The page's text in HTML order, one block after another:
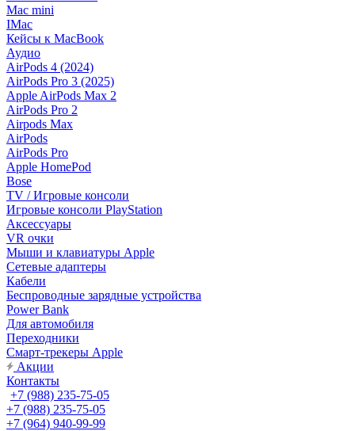
Mac mini
IMac
Кейсы к MacBook
Аудио
AirPods 4 (2024)
AirPods Pro 3 (2025)
Apple AirPods Max 2
AirPods Pro 2
Airpods Max
AirPods
AirPods Pro
Apple HomePod
Bose
TV / Игровые консоли
Игровые консоли PlayStation
Аксессуары
VR очки
Мыши и клавиатуры Apple
Сетевые адаптеры
Кабели
Беспроводные зарядные устройства
Power Bank
Для автомобиля
Переходники
Смарт-трекеры Apple
Акции
Контакты
+7 (988) 235-75-05
+7 (988) 235-75-05
+7 (964) 940-99-99